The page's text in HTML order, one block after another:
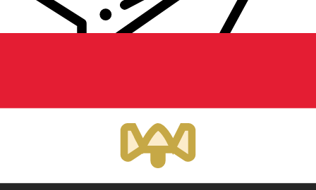
Xe 国際送金